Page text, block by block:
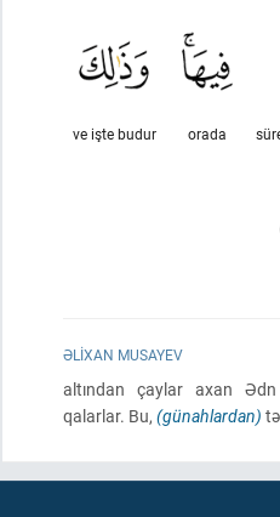
orada
ve işte budur
ƏLIXAN MUSAYEV
altından çaylar axan
qalarlar. Bu, (günahlardan)